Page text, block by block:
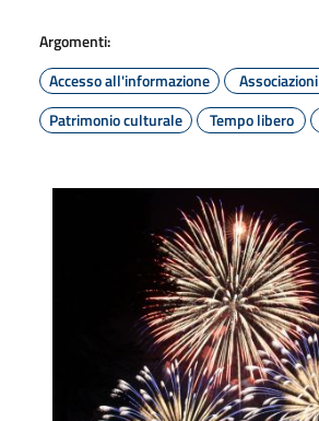
Argomenti:
Accesso all'informazione
Associazioni
Patrimonio culturale
Tempo libero